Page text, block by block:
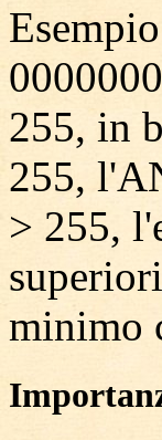
255, in
255,
> 255,
minimo